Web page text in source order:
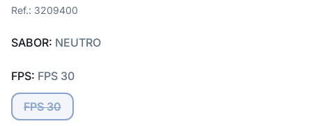
Ref.: 3209400
SABOR: NEUTRO
FPS: FPS 30
FPS 30